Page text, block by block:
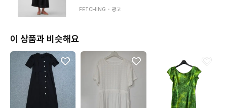
FETCHING ・ 광고
이 상품과 비슷해요